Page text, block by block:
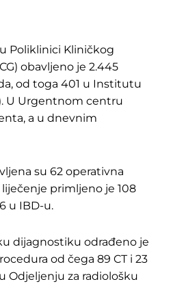
Poliklinici Kliničkog
obavljeno je 2.445
od toga 401 u Institutu
U Urgentnom centru
a u dnevnim
su 62 operativna
primljeno je 108
u IBD-u.
dijagnostiku odrađeno je
od čega 89 CT i 23
Odjeljenju za radiološku